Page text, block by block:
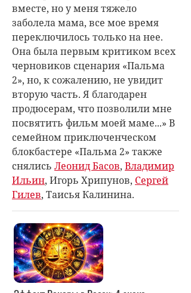
вместе, но у меня тяжело
заболела мама, все мое время
переключилось только на нее.
Она была первым критиком всех
черновиков сценария «Пальма
2», но, к сожалению, не увидит
вторую часть. Я благодарен
продюсерам, что позволили мне
посвятить фильм моей маме...» В
семейном приключенческом
блокбастере «Пальма 2» также
снялись Леонид Басов, Владимир
Ильин, Игорь Хрипунов, Сергей
Гилев, Таисья Калинина.